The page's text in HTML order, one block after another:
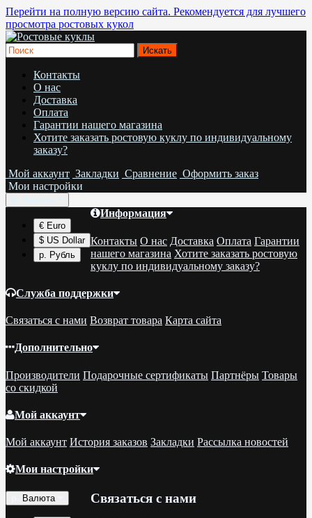
Перейти на полную версию сайта. Рекомендуется для лучшего
просмотра ростовых кукол
Контакты
О нас
Доставка
Оплата
Гарантии нашего магазина
Хотите заказать ростовую куклу по индивидуальному
заказу?
Мой аккаунт Закладки Сравнение Оформить заказ
Мои настройки
€ Euro
$ US Dollar
р. Рубль
Информация
Контакты О нас Доставка Оплата Гарантии
нашего магазина Хотите заказать ростовую
куклу по индивидуальному заказу?
Служба поддержки
Связаться с нами Возврат товара Карта сайта
Дополнительно
Производители Подарочные сертификаты Партнёры Товары
со скидкой
Мой аккаунт
Мой аккаунт История заказов Закладки Рассылка новостей
Мои настройки
Валюта Связаться с нами